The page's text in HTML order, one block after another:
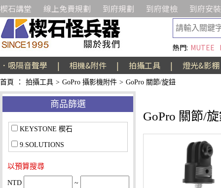
楔石講堂 線上免費規劃 到府規劃 到府健檢 到府安裝
熱門: MUTEE
．吸隔音聲學 | 相機&附件 | 拍攝工具 | 燈光&影棚
首頁 ： 拍攝工具 > GoPro 攝影機附件 > GoPro 關節/旋鈕
商品篩選
KEYSTONE 楔石
9.SOLUTIONS
以預算搜尋
NTD ~
GoPro 關節/